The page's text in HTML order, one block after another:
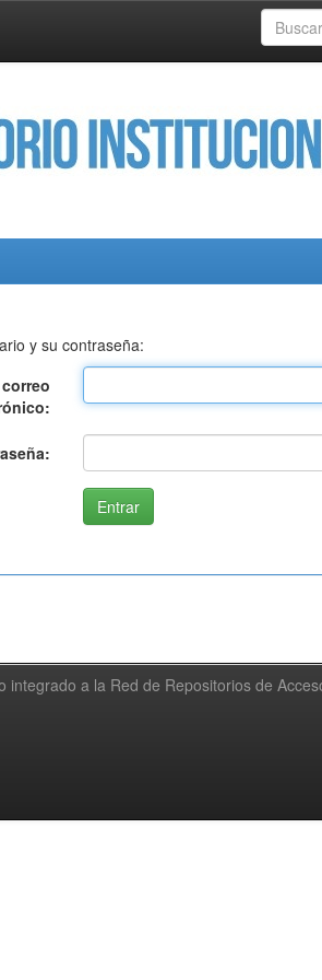
y su contraseña:
integrado a la Red de Repositorios de